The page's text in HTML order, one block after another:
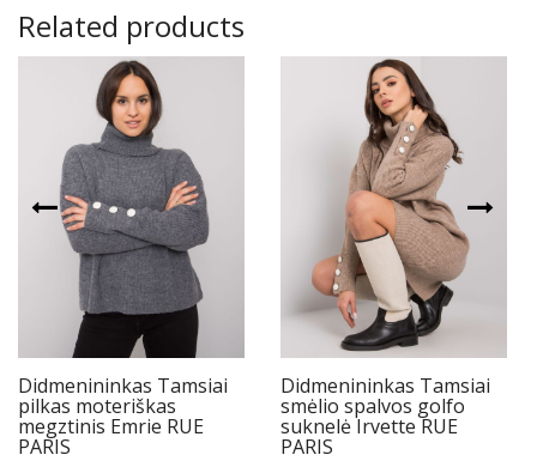
Related products
Didmenininkas Tamsiai
pilkas moteriškas
megztinis Emrie RUE
PARIS
Didmenininkas Tamsiai
smėlio spalvos golfo
suknelė Irvette RUE
PARIS